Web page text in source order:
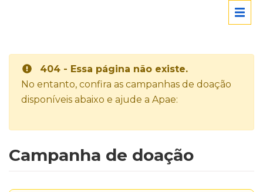
404 - Essa página não existe.
No entanto, confira as campanhas de doação
disponíveis abaixo e ajude a Apae:
Campanha de doação